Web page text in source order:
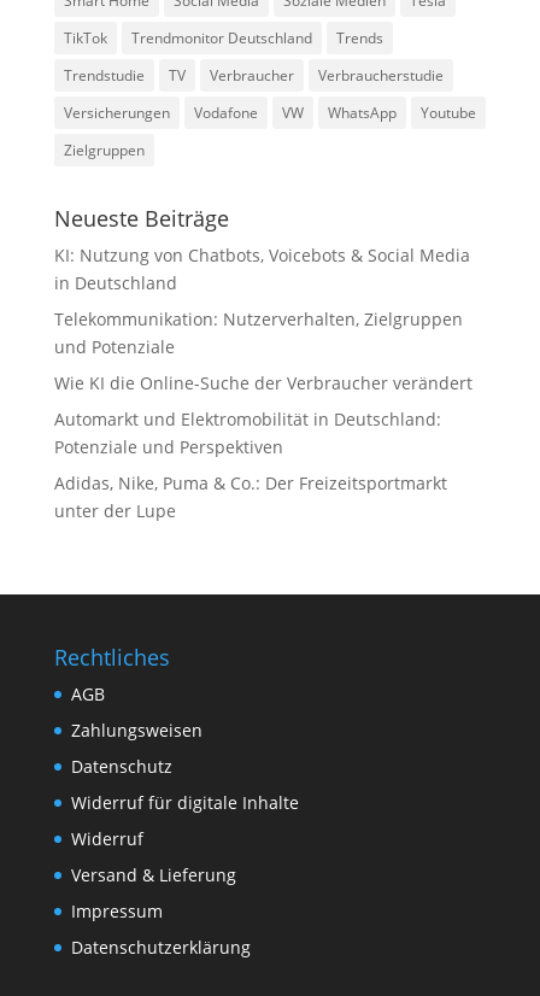
TikTok
Trendmonitor Deutschland
Trends
Trendstudie
TV Verbraucher
Verbraucherstudie
Versicherungen
Vodafone VW WhatsApp
Youtube
Zielgruppen
Neueste Beiträge
KI: Nutzung von Chatbots, Voicebots & Social Media
in Deutschland
Telekommunikation: Nutzerverhalten, Zielgruppen
und Potenziale
Wie KI die Online-Suche der Verbraucher verändert
Automarkt und Elektromobilität in Deutschland:
Potenziale und Perspektiven
Adidas, Nike, Puma & Co.: Der Freizeitsportmarkt
unter der Lupe
Rechtliches
AGB
Zahlungsweisen
Datenschutz
Widerruf für digitale Inhalte
Widerruf
Versand & Lieferung
Impressum
Datenschutzerklärung